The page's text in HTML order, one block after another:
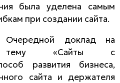
была уделена самым
при создании сайта.
Очередной доклад на
тему «Сайты с
развития бизнеса,
сайта и держателя